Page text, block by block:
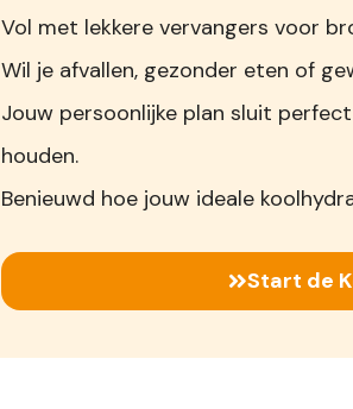
Vol met lekkere vervangers voor
Wil je afvallen, gezonder eten of
Jouw persoonlijke plan sluit
houden.
Benieuwd hoe jouw ideale
Start de